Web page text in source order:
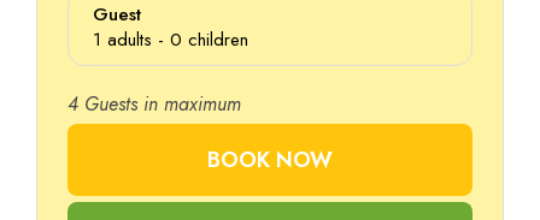
Guest
1 adults - 0 children
4 Guests in maximum
BOOK NOW